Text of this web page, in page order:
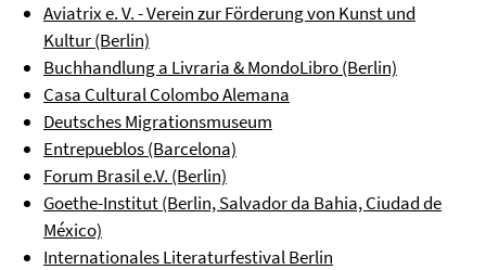
Aviatrix e. V. - Verein zur Förderung von Kunst und
Kultur (Berlin)
Buchhandlung a Livraria & MondoLibro (Berlin)
Casa Cultural Colombo Alemana
Deutsches Migrationsmuseum
Entrepueblos (Barcelona)
Forum Brasil e.V. (Berlin)
Goethe-Institut (Berlin, Salvador da Bahia, Ciudad de
México)
Internationales Literaturfestival Berlin